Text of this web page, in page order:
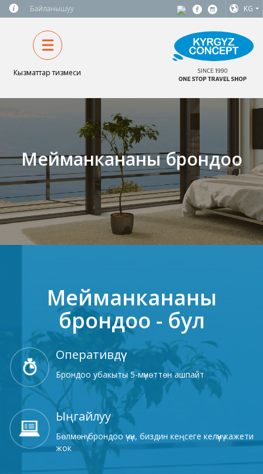
Байланышуу KG
Кызматтар тизмеси
Мейманкананы брондоо
Мейманкананы
брондоо - бул
Оперативдүү
Брондоо убакыты 5-мүнөттөн ашпайт
Ыңгайлуу
Бөлмөнү брондоо үчүн, биздин кеңсеге келүүнү кажети
жок